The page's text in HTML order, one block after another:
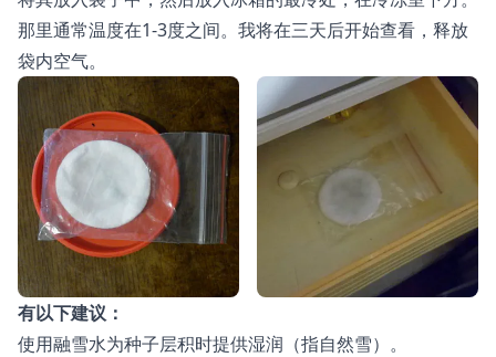
那里通常温度在1-3度之间。我将在三天后开始查看，释放
袋内空气。
有以下建议：
使用融雪水为种子层积时提供湿润（指自然雪）。